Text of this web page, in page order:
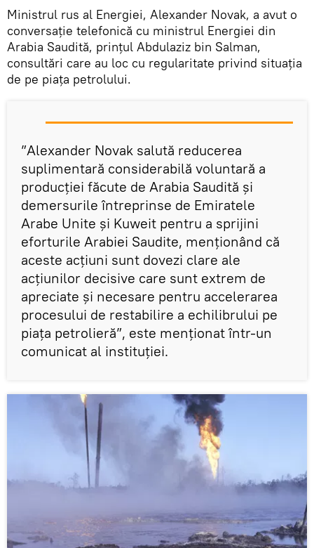
Ministrul rus al Energiei, Alexander Novak, a avut o
conversație telefonică cu ministrul Energiei din
Arabia Saudită, prințul Abdulaziz bin Salman,
consultări care au loc cu regularitate privind situația
de pe piața petrolului.
”Alexander Novak salută reducerea
suplimentară considerabilă voluntară a
producției făcute de Arabia Saudită și
demersurile întreprinse de Emiratele
Arabe Unite și Kuweit pentru a sprijini
eforturile Arabiei Saudite, menționând că
aceste acțiuni sunt dovezi clare ale
acțiunilor decisive care sunt extrem de
apreciate și necesare pentru accelerarea
procesului de restabilire a echilibrului pe
piața petrolieră”, este menționat într-un
comunicat al instituției.